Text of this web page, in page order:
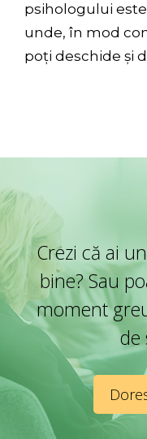
psihologului
unde, în mod
poți deschide și
Crezi că ai
bine? Sau
moment
de